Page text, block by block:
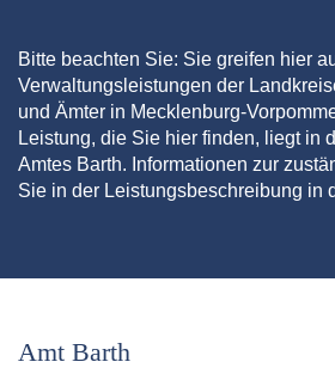
Bitte beachten Sie: Sie greifen hier
Verwaltungsleistungen der
und Ämter in Mecklenburg-
Leistung, die Sie hier finden, liegt in
Amtes Barth. Informationen zur
Sie in der Leistungsbeschreibung in
Amt Barth